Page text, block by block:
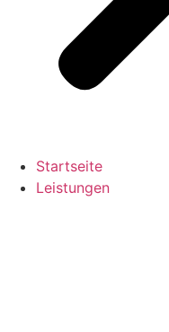
Startseite
Leistungen